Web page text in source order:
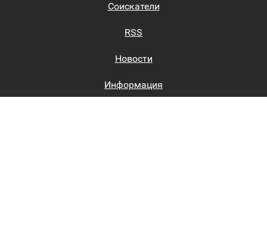
Соискатели
RSS
Новости
Информация